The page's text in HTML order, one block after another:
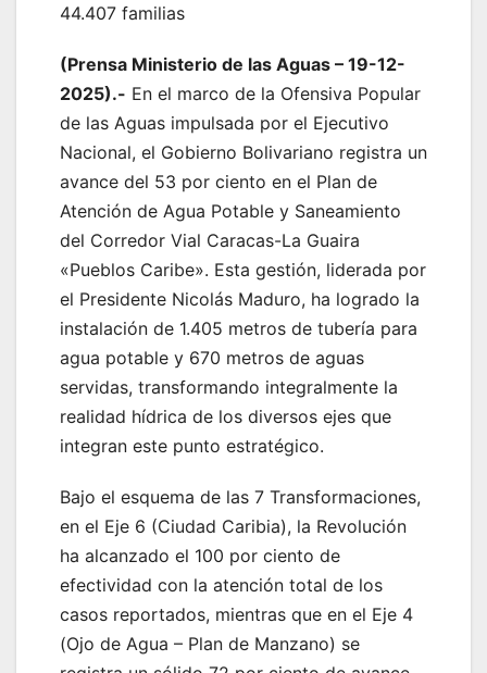
44.407 familias
(Prensa Ministerio de las Aguas – 19-12-
2025).- En el marco de la Ofensiva Popular
de las Aguas impulsada por el Ejecutivo
Nacional, el Gobierno Bolivariano registra un
avance del 53 por ciento en el Plan de
Atención de Agua Potable y Saneamiento
del Corredor Vial Caracas-La Guaira
«Pueblos Caribe». Esta gestión, liderada por
el Presidente Nicolás Maduro, ha logrado la
instalación de 1.405 metros de tubería para
agua potable y 670 metros de aguas
servidas, transformando integralmente la
realidad hídrica de los diversos ejes que
integran este punto estratégico.
Bajo el esquema de las 7 Transformaciones,
en el Eje 6 (Ciudad Caribia), la Revolución
ha alcanzado el 100 por ciento de
efectividad con la atención total de los
casos reportados, mientras que en el Eje 4
(Ojo de Agua – Plan de Manzano) se